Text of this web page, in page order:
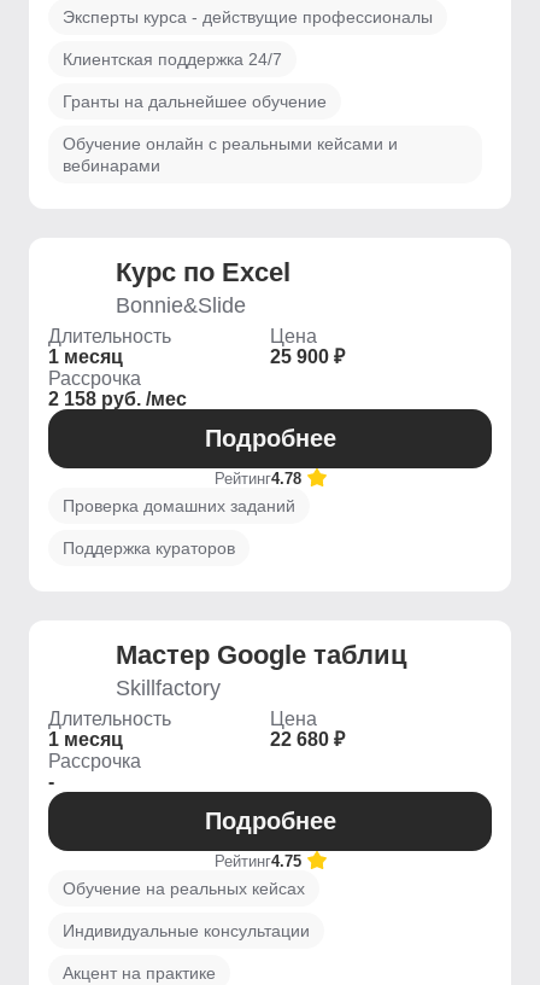
Эксперты курса - действущие профессионалы
Клиентская поддержка 24/7
Гранты на дальнейшее обучение
Обучение онлайн с реальными кейсами и
вебинарами
Курс по Excel
Bonnie&Slide
Длительность
1 месяц
Цена
25 900 ₽
Рассрочка
2 158 руб. /мес
Подробнее
Рейтинг4.78
Проверка домашних заданий
Поддержка кураторов
Мастер Google таблиц
Skillfactory
Длительность
1 месяц
Цена
22 680 ₽
Рассрочка
-
Подробнее
Рейтинг4.75
Обучение на реальных кейсах
Индивидуальные консультации
Акцент на практике